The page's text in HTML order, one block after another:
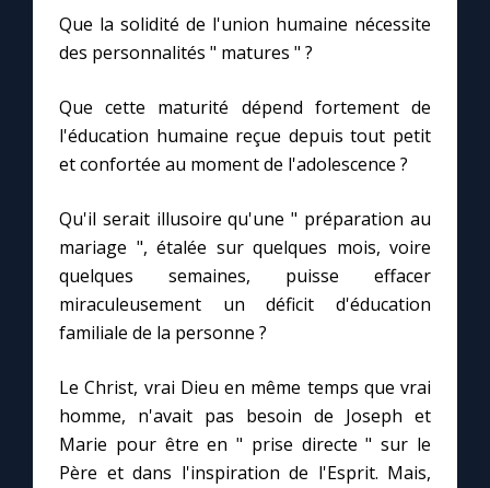
Que la solidité de l'union humaine nécessite
des personnalités " matures " ?
Que cette maturité dépend fortement de
l'éducation humaine reçue depuis tout petit
et confortée au moment de l'adolescence ?
Qu'il serait illusoire qu'une " préparation au
mariage ", étalée sur quelques mois, voire
quelques semaines, puisse effacer
miraculeusement un déficit d'éducation
familiale de la personne ?
Le Christ, vrai Dieu en même temps que vrai
homme, n'avait pas besoin de Joseph et
Marie pour être en " prise directe " sur le
Père et dans l'inspiration de l'Esprit. Mais,